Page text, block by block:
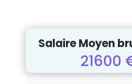
Salaire Moyen
21600